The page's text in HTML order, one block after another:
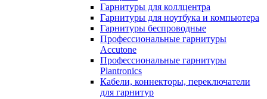
Гарнитуры для коллцентра
Гарнитуры для ноутбука и компьютера
Гарнитуры беспроводные
Профессиональные гарнитуры
Accutone
Профессиональные гарнитуры
Plantronics
Кабели, коннекторы, переключатели
для гарнитур